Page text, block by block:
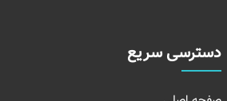
دسترسی سریع